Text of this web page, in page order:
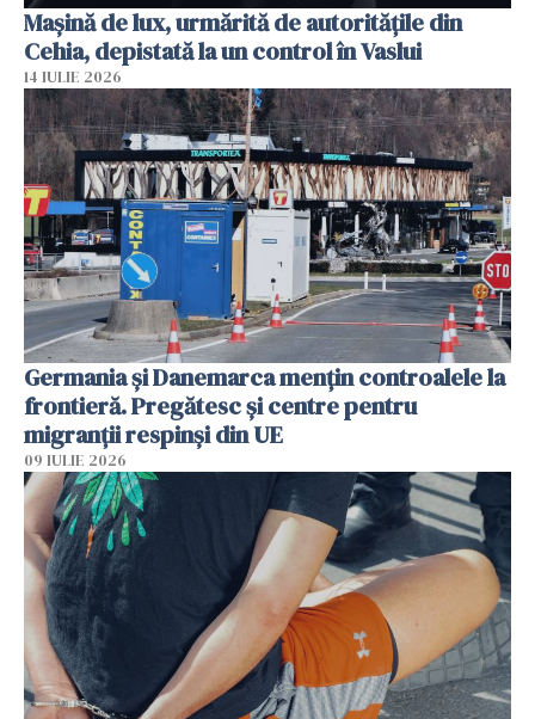
Mașină de lux, urmărită de autoritățile din
Cehia, depistată la un control în Vaslui
14 IULIE 2026
Germania și Danemarca mențin controalele la
frontieră. Pregătesc și centre pentru
migranții respinși din UE
09 IULIE 2026